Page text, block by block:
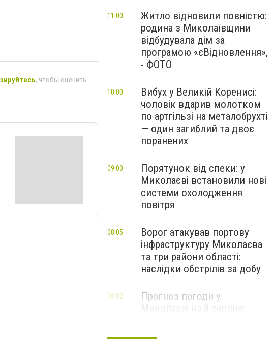
, чтобы оценить
Житло відновили повністю:
родина з Миколаївщини
відбудувала дім за
програмою «єВідновлення»,
- ФОТО
11:00
Вибух у Великій Коренисі:
чоловік вдарив молотком
по артгільзі на металобрухті
— один загиблий та двоє
поранених
10:00
Порятунок від спеки: у
Миколаєві встановили нові
системи охолодження
повітря
09:00
Ворог атакував портову
інфраструктуру Миколаєва
та три райони області:
наслідки обстрілів за добу
08:05
Прогноз погоди у
Миколаєві на 8 серпня:
08:02